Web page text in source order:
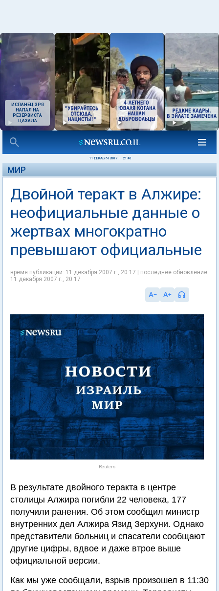
ИСПАНЕЦ ЗРЯ
НАПАЛ НА
РЕЗЕРВИСТА
ЦАХАЛА
11 ДЕКАБРЯ 2007 21:40
МИР
Двойной теракт в Алжире:
неофициальные данные о
жертвах многократно
превышают официальные
время публикации: 11 декабря 2007 г., 20:17 | последнее обновление:
11 декабря 2007 г., 20:17
Reuters
В результате двойного теракта в центре
столицы Алжира погибли 22 человека, 177
получили ранения. Об этом сообщил министр
внутренних дел Алжира Язид Зерхуни. Однако
представители больниц и спасатели сообщают
другие цифры, вдвое и даже втрое выше
официальной версии.
Как мы уже сообщали, взрыв произошел в 11:30